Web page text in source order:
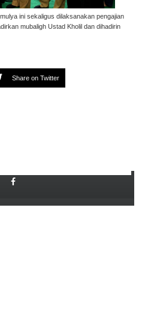
ini sekaligus dilaksanakan pengajian
mubaligh Ustad Kholil dan dihadirin
Share on Twitter